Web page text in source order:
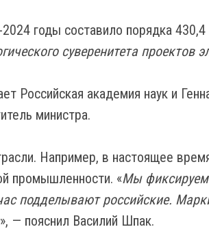
годы составило порядка
суверенитета
Российская академия наук и
министра.
Например, в настоящее
промышленности. «Мы фиксируем
подделывают российские.
», — пояснил Василий Шпак.